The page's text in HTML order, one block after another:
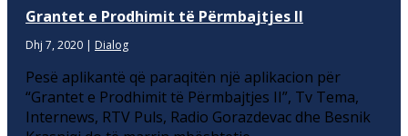
Grantet e Prodhimit të Përmbajtjes II
Dhj 7, 2020 | Dialog
Pesë aplikantë që paraqitën një aplikacion për
“Grantet e Prodhimit të Përmbajtjes II”, Tv Tema,
Internews, RTV Puls, Radio Gorazdevac dhe Besnik